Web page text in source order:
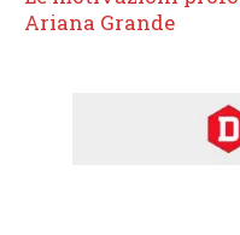
Ariana Grande